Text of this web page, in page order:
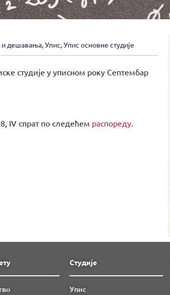
и дешавања,Упис,Упис основне студије
студије у уписном року Септембар
IV спрат по следећем распореду.
Студије
Упис